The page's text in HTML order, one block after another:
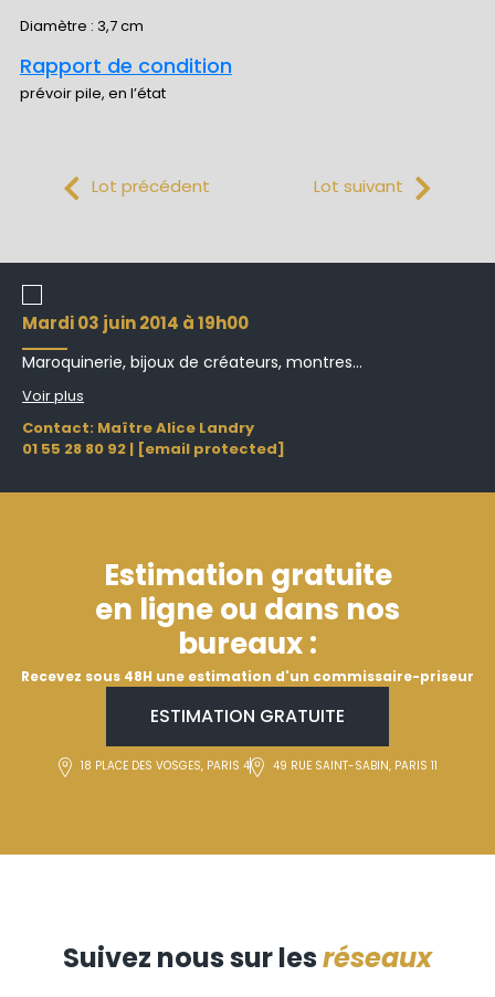
Diamètre : 3,7 cm
Rapport de condition
prévoir pile, en l’état
Lot précédent Lot suivant
mardi 03 juin 2014 à 19h00
Maroquinerie, bijoux de créateurs, montres...
Voir plus
Contact: Maître Alice Landry
01 55 28 80 92 | [email protected]
Estimation gratuite
en ligne ou dans nos
bureaux :
Recevez sous 48H une estimation d'un commissaire-priseur
ESTIMATION GRATUITE
18 PLACE DES VOSGES, PARIS 4 49 RUE SAINT-SABIN, PARIS 11
Suivez nous sur lesréseaux